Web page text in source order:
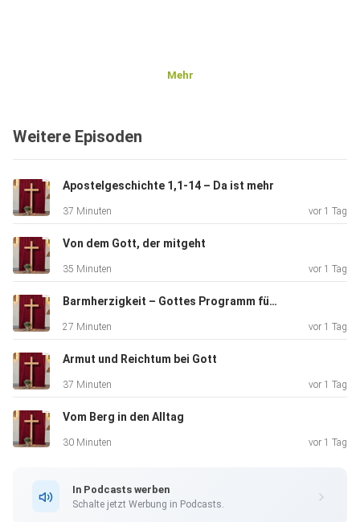
Mehr
Weitere Episoden
Apostelgeschichte 1,1-14 – Da ist mehr
37 Minuten vor 1 Tag
Von dem Gott, der mitgeht
35 Minuten vor 1 Tag
Barmherzigkeit – Gottes Programm für eine bessere Welt
27 Minuten vor 1 Tag
Armut und Reichtum bei Gott
37 Minuten vor 1 Tag
Vom Berg in den Alltag
30 Minuten vor 1 Tag
In Podcasts werben
Schalte jetzt Werbung in Podcasts.